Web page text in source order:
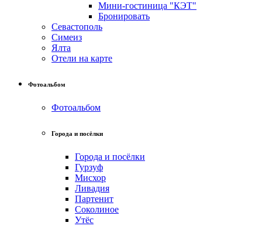
Мини-гостиница "КЭТ"
Бронировать
Севастополь
Симеиз
Ялта
Отели на карте
Фотоальбом
Фотоальбом
Города и посёлки
Города и посёлки
Гурзуф
Мисхор
Ливадия
Партенит
Соколиное
Утёс